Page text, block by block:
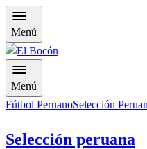
Menú
Menú
Fútbol PeruanoSelección
Selección peruana